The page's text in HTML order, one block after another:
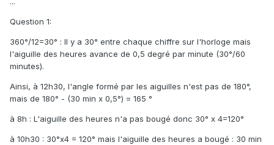
Question 1:
360°/12=30° : Il y a 30° entre chaque chiffre sur l'horloge mais
l'aiguille des heures avance de 0,5 degré par minute (30°/60
minutes).
Ainsi, à 12h30, l'angle formé par les aiguilles n'est pas de 180°,
mais de 180° - (30 min x 0,5°) = 165 °
à 8h : L'aiguille des heures n'a pas bougé donc 30° x 4=120°
à 10h30 : 30°x4 = 120° mais l'aiguille des heures a bougé : 30 min